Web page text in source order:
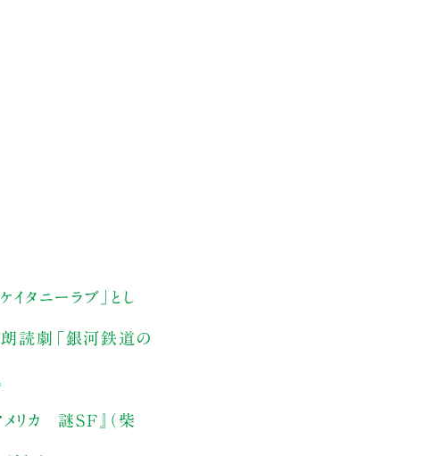
タニーラブ」とし
朗読劇「銀河鉄道の
メリカ 謎SF』（柴